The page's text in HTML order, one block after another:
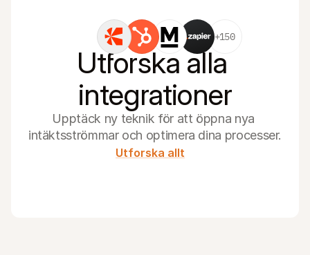
+150
Utforska alla
integrationer
Upptäck ny teknik för att öppna nya
intäktsströmmar och optimera dina processer.
Utforska allt